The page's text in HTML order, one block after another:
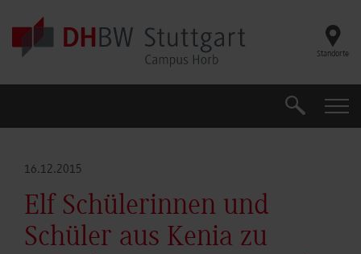
Skip to main content
Standorte
Suche
16.12.2015
Elf Schülerinnen und
Schüler aus Kenia zu